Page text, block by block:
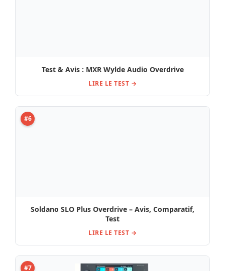
Test & Avis : MXR Wylde Audio Overdrive
LIRE LE TEST →
#6
Soldano SLO Plus Overdrive – Avis, Comparatif,
Test
LIRE LE TEST →
#7